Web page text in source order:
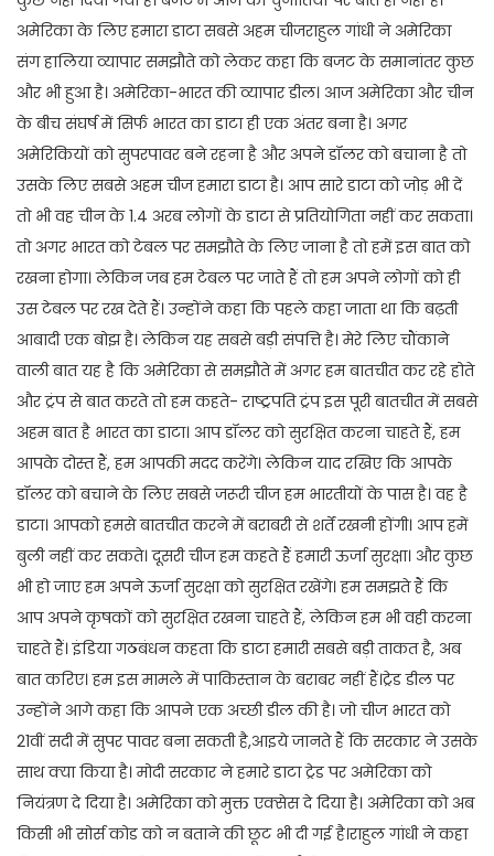
अमेरिका के लिए हमारा डाटा सबसे अहम चीजराहुल गांधी ने अमेरिका
संग हालिया व्यापार समझौते को लेकर कहा कि बजट के समानांतर कुछ
और भी हुआ है। अमेरिका-भारत की व्यापार डील। आज अमेरिका और चीन
के बीच संघर्ष में सिर्फ भारत का डाटा ही एक अंतर बना है। अगर
अमेरिकियों को सुपरपावर बने रहना है और अपने डॉलर को बचाना है तो
उसके लिए सबसे अहम चीज हमारा डाटा है। आप सारे डाटा को जोड़ भी दें
तो भी वह चीन के 1.4 अरब लोगों के डाटा से प्रतियोगिता नहीं कर सकता।
तो अगर भारत को टेबल पर समझौते के लिए जाना है तो हमें इस बात को
रखना होगा। लेकिन जब हम टेबल पर जाते हैं तो हम अपने लोगों को ही
उस टेबल पर रख देते हैं। उन्होंने कहा कि पहले कहा जाता था कि बढ़ती
आबादी एक बोझ है। लेकिन यह सबसे बड़ी संपत्ति है। मेरे लिए चौंकाने
वाली बात यह है कि अमेरिका से समझौते में अगर हम बातचीत कर रहे होते
और ट्रंप से बात करते तो हम कहते- राष्ट्रपति ट्रंप इस पूरी बातचीत में सबसे
अहम बात है भारत का डाटा। आप डॉलर को सुरक्षित करना चाहते हैं, हम
आपके दोस्त हैं, हम आपकी मदद करेंगे। लेकिन याद रखिए कि आपके
डॉलर को बचाने के लिए सबसे जरूरी चीज हम भारतीयों के पास है। वह है
डाटा। आपको हमसे बातचीत करने में बराबरी से शर्तें रखनी होंगी। आप हमें
बुली नहीं कर सकते। दूसरी चीज हम कहते हैं हमारी ऊर्जा सुरक्षा। और कुछ
भी हो जाए हम अपने ऊर्जा सुरक्षा को सुरक्षित रखेंगे। हम समझते हैं कि
आप अपने कृषकों को सुरक्षित रखना चाहते हैं, लेकिन हम भी वही करना
चाहते हैं। इंडिया गठबंधन कहता कि डाटा हमारी सबसे बड़ी ताकत है, अब
बात करिए। हम इस मामले में पाकिस्तान के बराबर नहीं हैं।ट्रेड डील पर
उन्होंने आगे कहा कि आपने एक अच्छी डील की है। जो चीज भारत को
21वीं सदी में सुपर पावर बना सकती है,आइये जानते हैं कि सरकार ने उसके
साथ क्या किया है। मोदी सरकार ने हमारे डाटा ट्रेड पर अमेरिका को
नियंत्रण दे दिया है। अमेरिका को मुक्त एक्सेस दे दिया है। अमेरिका को अब
किसी भी सोर्स कोड को न बताने की छूट भी दी गई है।राहुल गांधी ने कहा